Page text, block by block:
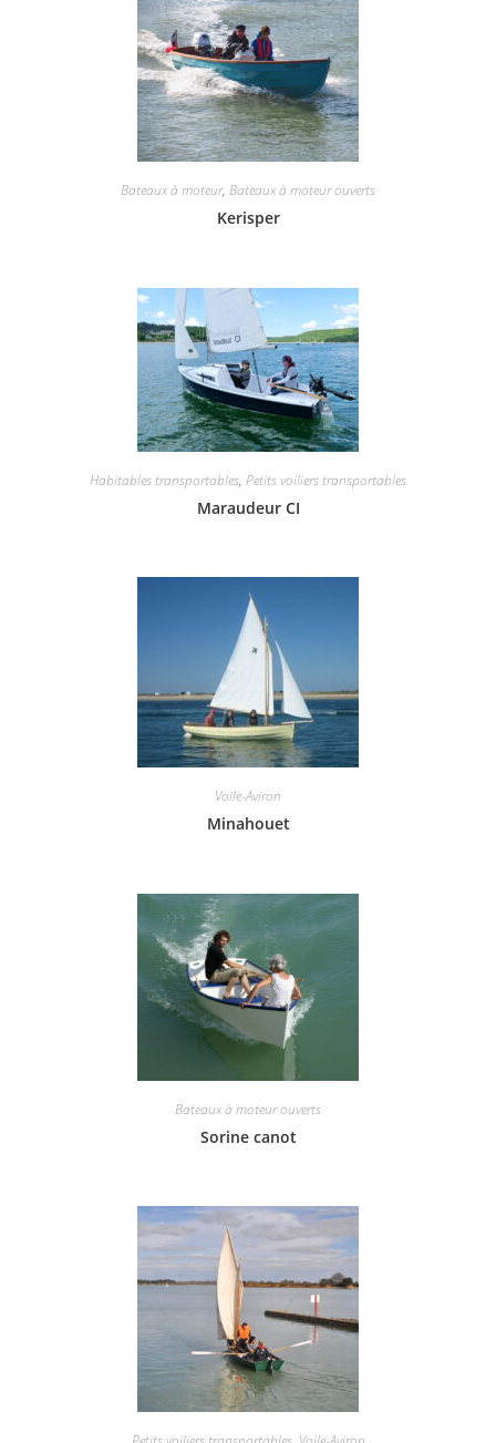
Bateaux à moteur, Bateaux à moteur ouverts
Kerisper
Habitables transportables, Petits voiliers transportables
Maraudeur CI
Voile-Aviron
Minahouet
Bateaux à moteur ouverts
Sorine canot